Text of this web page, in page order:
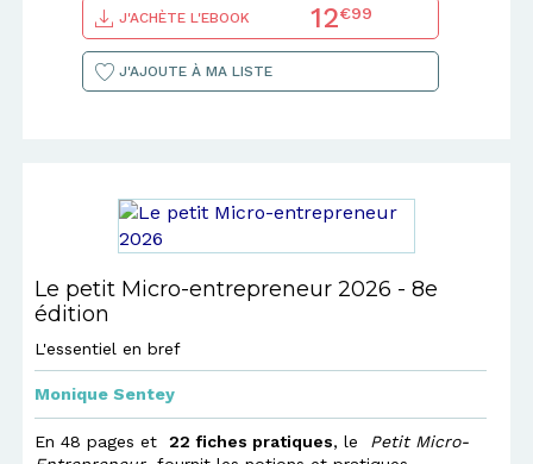
J'ACHÈTE L'EBOOK 12€99
J'AJOUTE À MA LISTE
Le petit Micro-entrepreneur 2026 - 8e
édition
L'essentiel en bref
Monique Sentey
En 48 pages et22 fiches pratiques, le Petit Micro-